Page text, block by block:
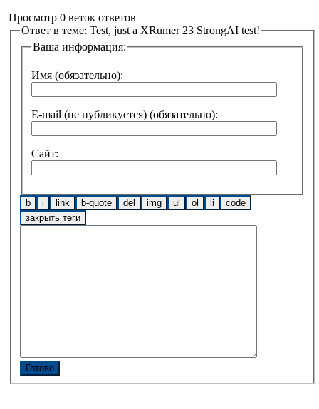
Просмотр 0 веток ответов
Ответ в теме: Test, just a XRumer 23 StrongAI test!
Ваша информация:
Имя (обязательно):
E-mail (не публикуется) (обязательно):
Сайт:
Готово